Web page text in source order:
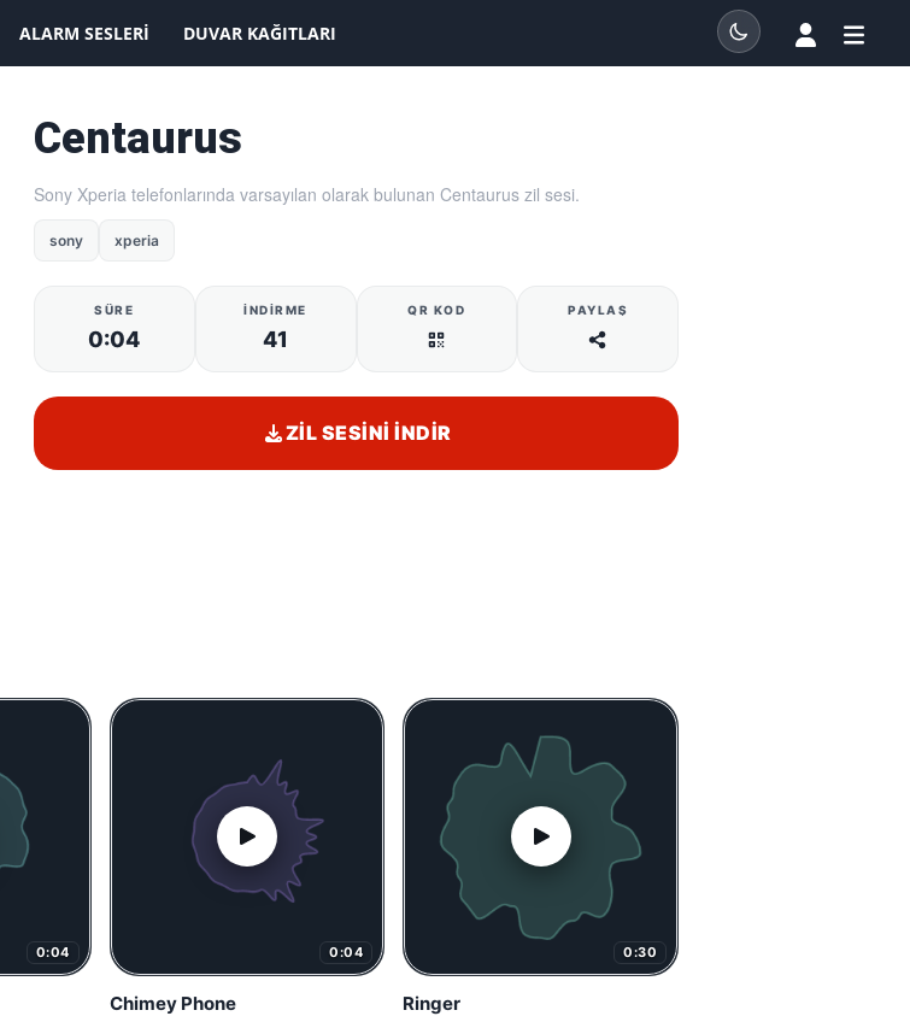
KAYDOLMAK İSTİYORUM
ALARM SESLERI DUVAR KAĞITLARI
Centaurus
Sony Xperia telefonlarında varsayılan olarak bulunan Centaurus zil sesi.
sony xperia
SÜRE
0:04
İNDIRME
41
QR KOD PAYLAŞ
ZIL SESINI İNDIR
0:04 0:04
Chimey Phone
0:30
Ringer